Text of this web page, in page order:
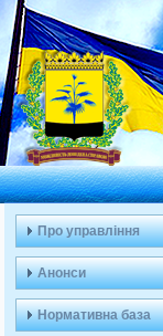
Про управління
Анонси
Нормативна база